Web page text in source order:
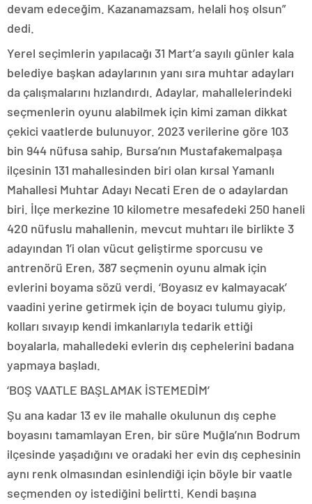
devam edeceğim. Kazanamazsam, helali hoş olsun”
dedi.
Yerel seçimlerin yapılacağı 31 Mart’a sayılı günler kala
belediye başkan adaylarının yanı sıra muhtar adayları
da çalışmalarını hızlandırdı. Adaylar, mahallelerindeki
seçmenlerin oyunu alabilmek için kimi zaman dikkat
çekici vaatlerde bulunuyor. 2023 verilerine göre 103
bin 944 nüfusa sahip, Bursa’nın Mustafakemalpaşa
ilçesinin 131 mahallesinden biri olan kırsal Yamanlı
Mahallesi Muhtar Adayı Necati Eren de o adaylardan
biri. İlçe merkezine 10 kilometre mesafedeki 250 haneli
420 nüfuslu mahallenin, mevcut muhtarı ile birlikte 3
adayından 1’i olan vücut geliştirme sporcusu ve
antrenörü Eren, 387 seçmenin oyunu almak için
evlerini boyama sözü verdi. ‘Boyasız ev kalmayacak’
vaadini yerine getirmek için de boyacı tulumu giyip,
kolları sıvayıp kendi imkanlarıyla tedarik ettiği
boyalarla, mahalledeki evlerin dış cephelerini badana
yapmaya başladı.
‘BOŞ VAATLE BAŞLAMAK İSTEMEDİM’
Şu ana kadar 13 ev ile mahalle okulunun dış cephe
boyasını tamamlayan Eren, bir süre Muğla’nın Bodrum
ilçesinde yaşadığını ve oradaki her evin dış cephesinin
aynı renk olmasından esinlendiği için böyle bir vaatle
seçmenden oy istediğini belirtti. Kendi başına